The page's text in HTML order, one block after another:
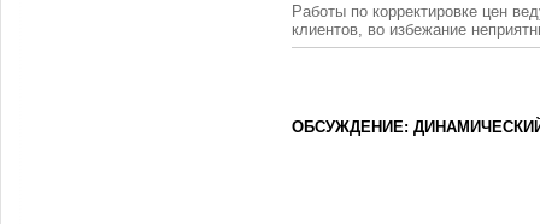
Работы по корректировке цен
клиентов, во избежание
ОБСУЖДЕНИЕ: